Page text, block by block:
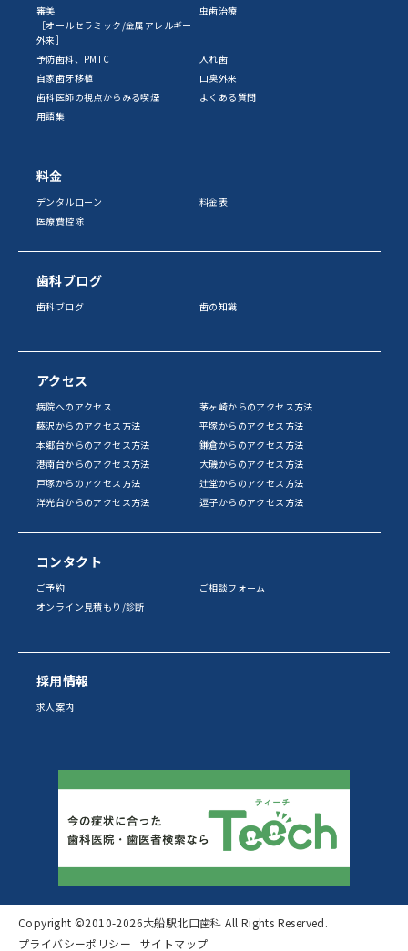
審美
［オールセラミック/金属アレルギー
外来］
虫歯治療
予防歯科、PMTC
入れ歯
自家歯牙移植
口臭外来
歯科医師の視点からみる喫煙
よくある質問
用語集
料金
デンタルローン
料金表
医療費控除
歯科ブログ
歯科ブログ 歯の知識
アクセス
病院へのアクセス
茅ヶ崎からのアクセス方法
藤沢からのアクセス方法
平塚からのアクセス方法
本郷台からのアクセス方法
鎌倉からのアクセス方法
港南台からのアクセス方法
大磯からのアクセス方法
戸塚からのアクセス方法
辻堂からのアクセス方法
洋光台からのアクセス方法
逗子からのアクセス方法
コンタクト
ご予約
ご相談フォーム
オンライン見積もり/診断
採用情報
求人案内
Copyright ©2010-2026大船駅北口歯科 All Rights Reserved.
プライバシーポリシー
サイトマップ